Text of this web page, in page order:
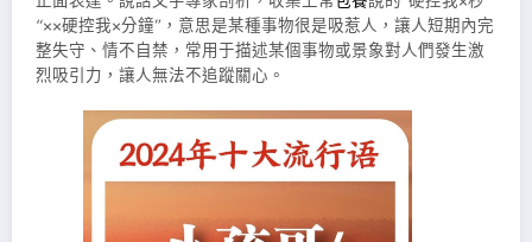
“××硬控我×分鐘”，意思是某種事物很是吸惹人，讓人短期內完
整失守、情不自禁，常用于描述某個事物或景象對人們發生激
烈吸引力，讓人無法不追蹤關心。